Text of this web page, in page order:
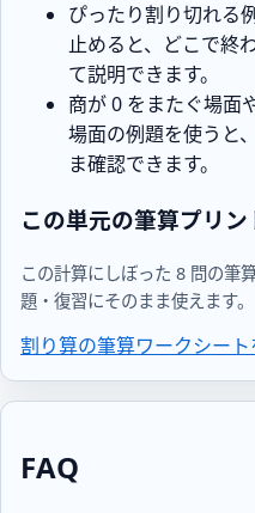
ぴったり割り切れる
止めると、どこで終
て説明できます。
商が 0 をまたぐ場面
場面の例題を使うと
ま確認できます。
この単元の筆算プリン
この計算にしぼった 8 問の筆
題・復習にそのまま使えます。
割り算の筆算ワークシート
FAQ